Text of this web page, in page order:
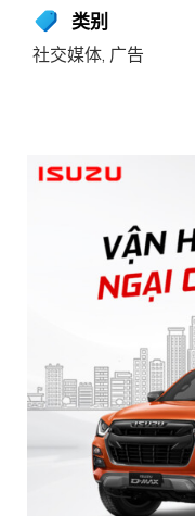
类别
社交媒体, 广告